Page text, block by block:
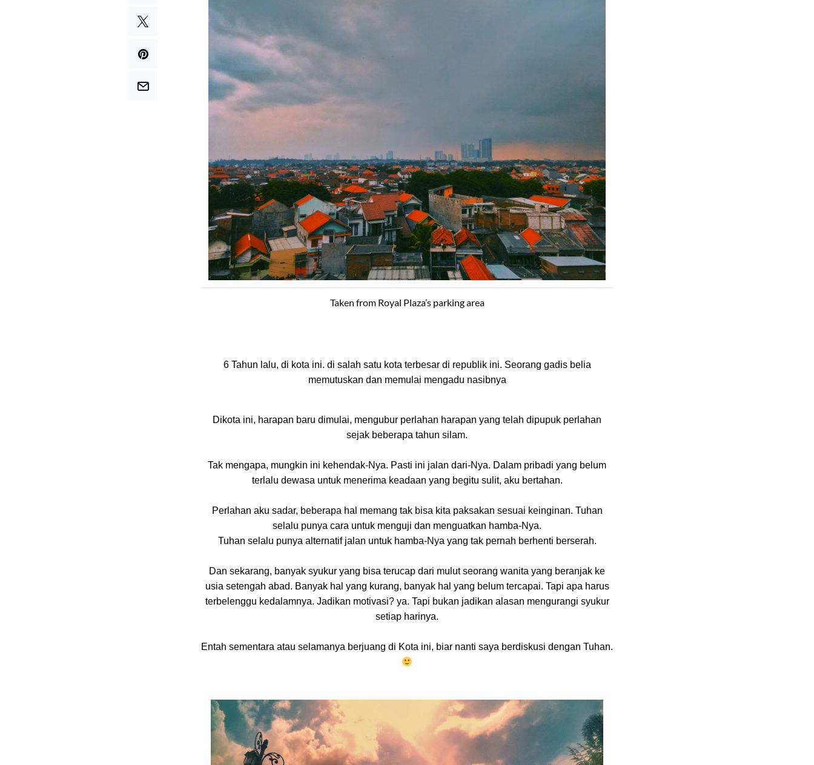
Taken from Royal Plaza’s parking area
6 Tahun lalu, di kota ini. di salah satu kota terbesar di republik ini. Seorang gadis belia
memutuskan dan memulai mengadu nasibnya
Dikota ini, harapan baru dimulai, mengubur perlahan harapan yang telah dipupuk perlahan
sejak beberapa tahun silam.
Tak mengapa, mungkin ini kehendak-Nya. Pasti ini jalan dari-Nya. Dalam pribadi yang belum
terlalu dewasa untuk menerima keadaan yang begitu sulit, aku bertahan.
Perlahan aku sadar, beberapa hal memang tak bisa kita paksakan sesuai keinginan. Tuhan
selalu punya cara untuk menguji dan menguatkan hamba-Nya.
Tuhan selalu punya alternatif jalan untuk hamba-Nya yang tak pernah berhenti berserah.
Dan sekarang, banyak syukur yang bisa terucap dari mulut seorang wanita yang beranjak ke
usia setengah abad. Banyak hal yang kurang, banyak hal yang belum tercapai. Tapi apa harus
terbelenggu kedalamnya. Jadikan motivasi? ya. Tapi bukan jadikan alasan mengurangi syukur
setiap harinya.
Entah sementara atau selamanya berjuang di Kota ini, biar nanti saya berdiskusi dengan Tuhan.